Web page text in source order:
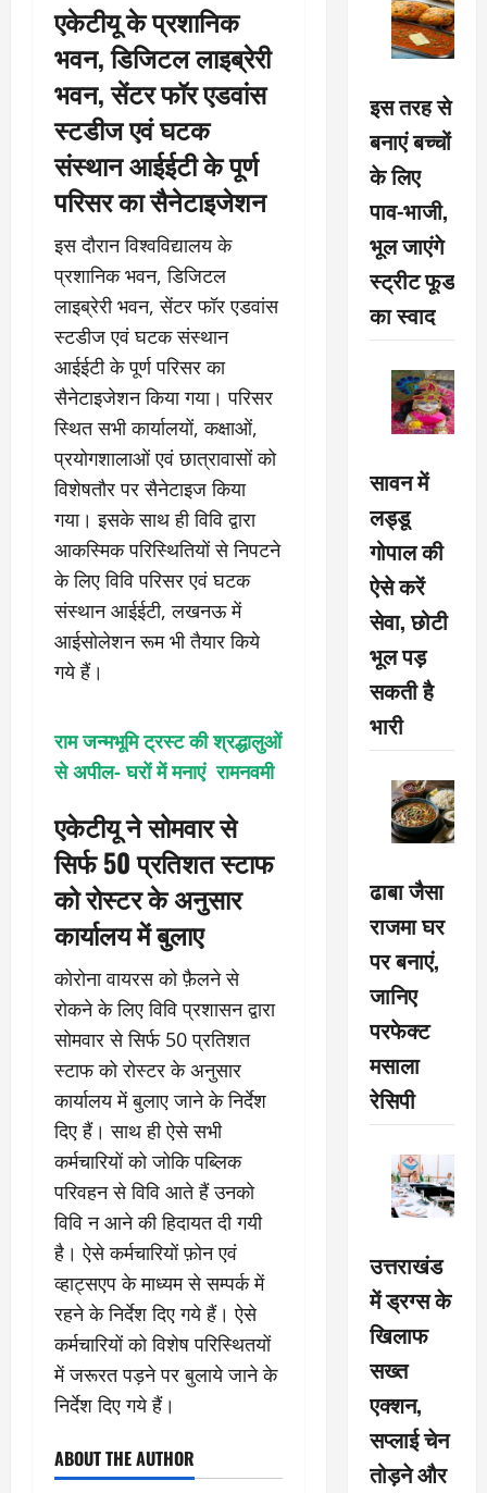
एकेटीयू के प्रशानिक
भवन, डिजिटल लाइब्रेरी
भवन, सेंटर फॉर एडवांस
स्टडीज एवं घटक
संस्थान आईईटी के पूर्ण
परिसर का सैनेटाइजेशन
इस दौरान विश्वविद्यालय के
प्रशानिक भवन, डिजिटल
लाइब्रेरी भवन, सेंटर फॉर एडवांस
स्टडीज एवं घटक संस्थान
आईईटी के पूर्ण परिसर का
सैनेटाइजेशन किया गया। परिसर
स्थित सभी कार्यालयों, कक्षाओं,
प्रयोगशालाओं एवं छात्रावासों को
विशेषतौर पर सैनेटाइज किया
गया। इसके साथ ही विवि द्वारा
आकस्मिक परिस्थितियों से निपटने
के लिए विवि परिसर एवं घटक
संस्थान आईईटी, लखनऊ में
आईसोलेशन रूम भी तैयार किये
गये हैं।
राम जन्मभूमि ट्रस्ट की श्रद्धालुओं
से अपील- घरों में मनाएं रामनवमी
एकेटीयू ने सोमवार से
सिर्फ 50 प्रतिशत स्टाफ
को रोस्टर के अनुसार
कार्यालय में बुलाए
कोरोना वायरस को फ़ैलने से
रोकने के लिए विवि प्रशासन द्वारा
सोमवार से सिर्फ 50 प्रतिशत
स्टाफ को रोस्टर के अनुसार
कार्यालय में बुलाए जाने के निर्देश
दिए हैं। साथ ही ऐसे सभी
कर्मचारियों को जोकि पब्लिक
परिवहन से विवि आते हैं उनको
विवि न आने की हिदायत दी गयी
है। ऐसे कर्मचारियों फ़ोन एवं
व्हाट्सएप के माध्यम से सम्पर्क में
रहने के निर्देश दिए गये हैं। ऐसे
कर्मचारियों को विशेष परिस्थितयों
में जरूरत पड़ने पर बुलाये जाने के
निर्देश दिए गये हैं।
ABOUT THE AUTHOR
इस तरह से
बनाएं बच्चों
के लिए
पाव-भाजी,
भूल जाएंगे
स्ट्रीट फूड
का स्वाद
सावन में
लड्डू
गोपाल की
ऐसे करें
सेवा, छोटी
भूल पड़
सकती है
भारी
ढाबा जैसा
राजमा घर
पर बनाएं,
जानिए
परफेक्ट
मसाला
रेसिपी
उत्तराखंड
में ड्रग्स के
खिलाफ
सख्त
एक्शन,
सप्लाई चेन
तोड़ने और